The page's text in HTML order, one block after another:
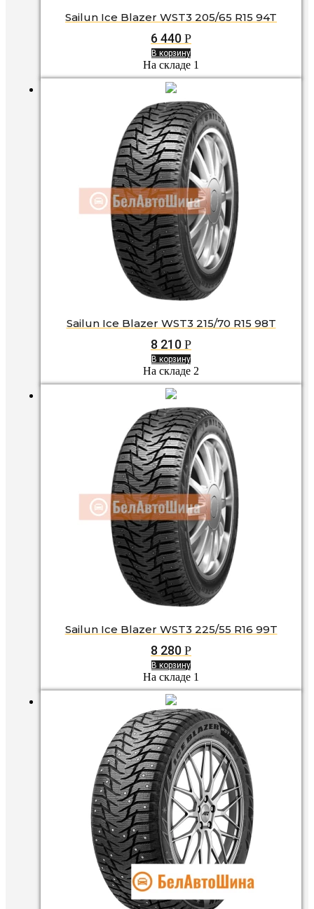
Sailun Ice Blazer WST3 205/65 R15 94T
6 440 Р
В корзину
На складе 1
Sailun Ice Blazer WST3 215/70 R15 98T
8 210 Р
В корзину
На складе 2
Sailun Ice Blazer WST3 225/55 R16 99T
8 280 Р
В корзину
На складе 1